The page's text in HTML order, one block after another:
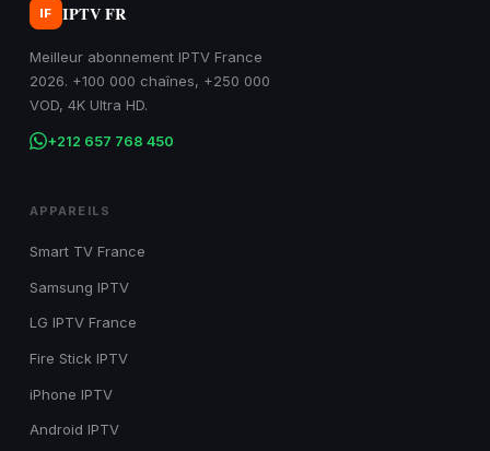
IF IPTV FR
Meilleur abonnement IPTV France
2026. +100 000 chaînes, +250 000
VOD, 4K Ultra HD.
+212 657 768 450
APPAREILS
Smart TV France
Samsung IPTV
LG IPTV France
Fire Stick IPTV
iPhone IPTV
Android IPTV